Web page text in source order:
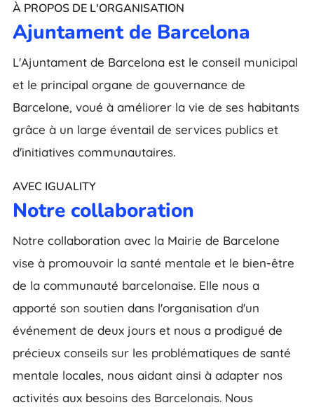
À PROPOS DE L'ORGANISATION
Ajuntament de Barcelona
L'Ajuntament de Barcelona est le conseil municipal
et le principal organe de gouvernance de
Barcelone, voué à améliorer la vie de ses habitants
grâce à un large éventail de services publics et
d'initiatives communautaires.
AVEC IGUALITY
Notre collaboration
Notre collaboration avec la Mairie de Barcelone
vise à promouvoir la santé mentale et le bien-être
de la communauté barcelonaise. Elle nous a
apporté son soutien dans l'organisation d'un
événement de deux jours et nous a prodigué de
précieux conseils sur les problématiques de santé
mentale locales, nous aidant ainsi à adapter nos
activités aux besoins des Barcelonais. Nous